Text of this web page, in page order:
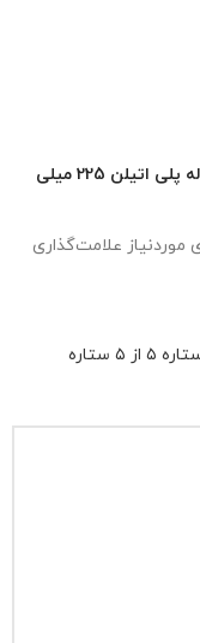
اولین کسی باشید که دیدگاهی می نویسد “لوله پلی اتیلن 225 میلی
علامت‌گذاری
۵ از ۵ ستاره